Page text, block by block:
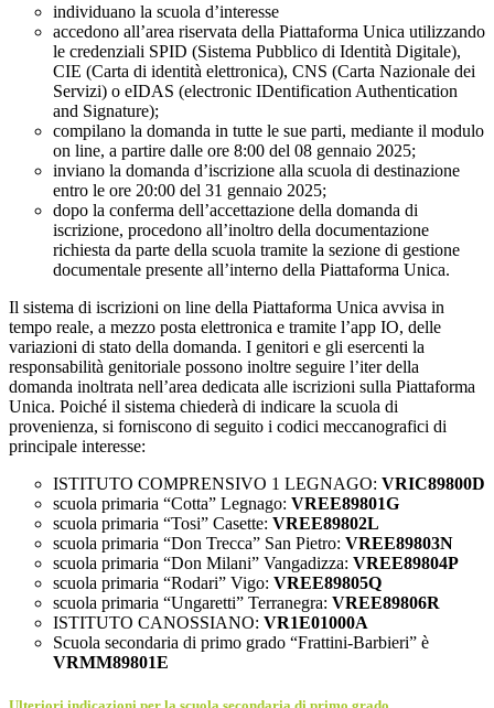
individuano la scuola d’interesse
accedono all’area riservata della Piattaforma Unica utilizzando
le credenziali SPID (Sistema Pubblico di Identità Digitale),
CIE (Carta di identità elettronica), CNS (Carta Nazionale dei
Servizi) o eIDAS (electronic IDentification Authentication
and Signature);
compilano la domanda in tutte le sue parti, mediante il modulo
on line, a partire dalle ore 8:00 del 08 gennaio 2025;
inviano la domanda d’iscrizione alla scuola di destinazione
entro le ore 20:00 del 31 gennaio 2025;
dopo la conferma dell’accettazione della domanda di
iscrizione, procedono all’inoltro della documentazione
richiesta da parte della scuola tramite la sezione di gestione
documentale presente all’interno della Piattaforma Unica.
Il sistema di iscrizioni on line della Piattaforma Unica avvisa in
tempo reale, a mezzo posta elettronica e tramite l’app IO, delle
variazioni di stato della domanda. I genitori e gli esercenti la
responsabilità genitoriale possono inoltre seguire l’iter della
domanda inoltrata nell’area dedicata alle iscrizioni sulla Piattaforma
Unica. Poiché il sistema chiederà di indicare la scuola di
provenienza, si forniscono di seguito i codici meccanografici di
principale interesse:
ISTITUTO COMPRENSIVO 1 LEGNAGO: VRIC89800D
scuola primaria “Cotta” Legnago: VREE89801G
scuola primaria “Tosi” Casette: VREE89802L
scuola primaria “Don Trecca” San Pietro: VREE89803N
scuola primaria “Don Milani” Vangadizza: VREE89804P
scuola primaria “Rodari” Vigo: VREE89805Q
scuola primaria “Ungaretti” Terranegra: VREE89806R
ISTITUTO CANOSSIANO: VR1E01000A
Scuola secondaria di primo grado “Frattini-Barbieri” è
VRMM89801E